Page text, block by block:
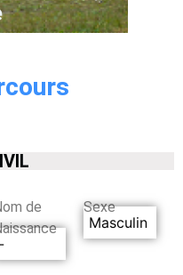
de
-
Sexe
Masculin